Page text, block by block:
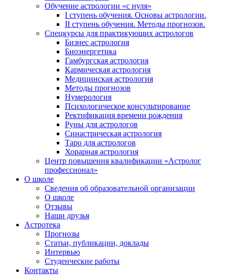
Обучение астрологии «с нуля»
I ступень обучения. Основы астрологии.
II ступень обучения. Методы прогнозов.
Спецкурсы для практикующих астрологов
Бизнес астрология
Биоэнергетика
Гамбургская астрология
Кармическая астрология
Медицинская астрология
Методы прогнозов
Нумерология
Психологическое консультирование
Ректификация времени рождения
Руны для астрологов
Синастрическая астрология
Таро для астрологов
Хорарная астрология
Центр повышения квалификации «Астролог
профессионал»
О школе
Сведения об образовательной организации
О школе
Отзывы
Наши друзья
Астротека
Прогнозы
Статьи, публикации, доклады
Интервью
Студенческие работы
Контакты